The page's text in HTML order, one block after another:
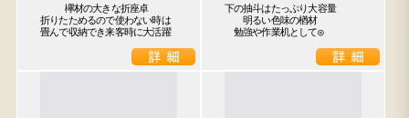
欅材の大きな折座卓
折りたためるので使わない時は
畳んで収納でき来客時に大活躍
下の抽斗はたっぷり大容量
明るい色味の楢材
勉強や作業机として◎